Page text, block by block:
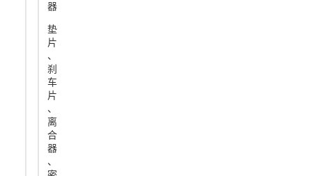
器
垫
片
、
刹
车
片
、
离
合
器
、